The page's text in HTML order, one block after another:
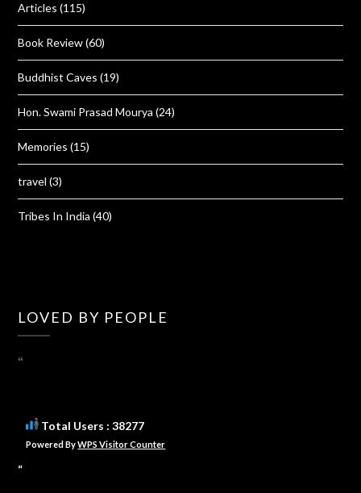
Articles (115)
Book Review(60)
Buddhist Caves (19)
Hon. Swami Prasad Mourya (24)
Memories (15)
travel (3)
Tribes In India (40)
LOVED BY PEOPLE
“
Total Users : 38277
Powered ByWPS Visitor Counter
“